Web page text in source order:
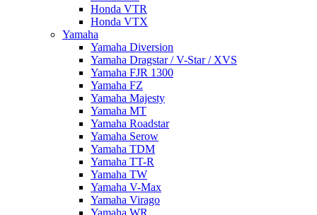
Honda VTR
Honda VTX
Yamaha
Yamaha Diversion
Yamaha Dragstar / V-Star / XVS
Yamaha FJR 1300
Yamaha FZ
Yamaha Majesty
Yamaha MT
Yamaha Roadstar
Yamaha Serow
Yamaha TDM
Yamaha TT-R
Yamaha TW
Yamaha V-Max
Yamaha Virago
Yamaha WR